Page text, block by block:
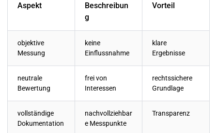
Aspekt
Beschreibun
g
Vorteil
objektive
Messung
keine
Einflussnahme
klare
Ergebnisse
neutrale
Bewertung
frei von
Interessen
rechtssichere
Grundlage
vollständige
Dokumentation
nachvollziehbar
e Messpunkte
Transparenz